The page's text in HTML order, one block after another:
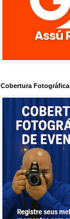
Cobertura Fotográfica